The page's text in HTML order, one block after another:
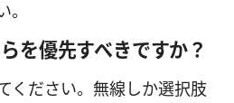
。
を優先すべきですか？
ください。無線しか選択肢